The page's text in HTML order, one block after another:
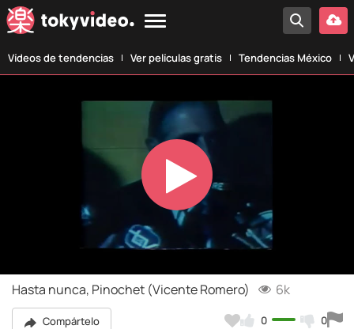
Vídeos de tendencias Ver películas gratis Tendencias México
Play
Video
Hasta nunca, Pinochet (Vicente Romero) 6k
Compártelo 0 0